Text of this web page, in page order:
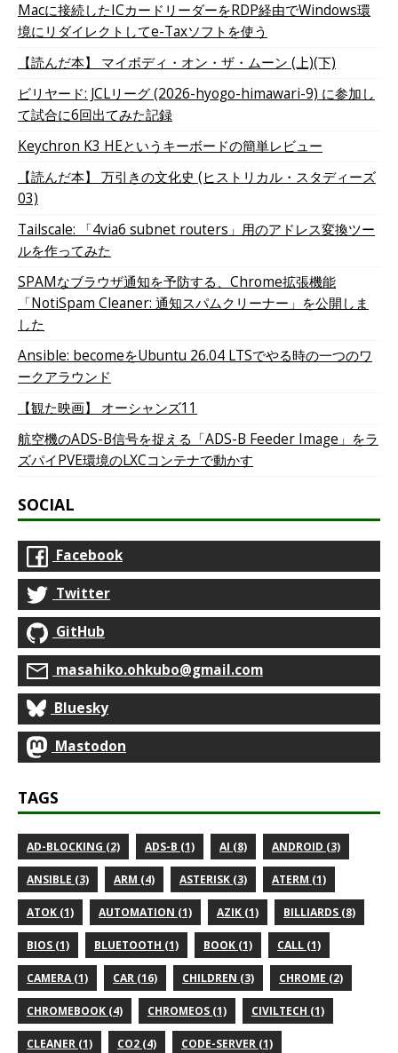
Macに接続したICカードリーダーをRDP経由でWindows環
境にリダイレクトしてe-Taxソフトを使う
【読んだ本】 マイボディ・オン・ザ・ムーン (上)(下)
ビリヤード: JCLリーグ (2026-hyogo-himawari-9) に参加し
て試合に6回出てみた記録
Keychron K3 HEというキーボードの簡単レビュー
【読んだ本】 万引きの文化史 (ヒストリカル・スタディーズ
03)
Tailscale: 「4via6 subnet routers」用のアドレス変換ツー
ルを作ってみた
SPAMなブラウザ通知を予防する、Chrome拡張機能
「NotiSpam Cleaner: 通知スパムクリーナー」を公開しま
した
Ansible: becomeをUbuntu 26.04 LTSでやる時の一つのワ
ークアラウンド
【観た映画】 オーシャンズ11
航空機のADS-B信号を捉える「ADS-B Feeder Image」をラ
ズパイPVE環境のLXCコンテナで動かす
SOCIAL
Facebook
Twitter
GitHub
masahiko.ohkubo@gmail.com
Bluesky
Mastodon
TAGS
AD-BLOCKING (2) ADS-B (1) AI (8) ANDROID (3)
ANSIBLE (3) ARM (4) ASTERISK (3) ATERM (1)
ATOK (1) AUTOMATION (1) AZIK (1) BILLIARDS (8)
BIOS (1) BLUETOOTH (1) BOOK (1) CALL (1)
CAMERA (1) CAR (16) CHILDREN (3) CHROME (2)
CHROMEBOOK (4) CHROMEOS (1) CIVILTECH (1)
CLEANER (1) CO2 (4) CODE-SERVER (1)